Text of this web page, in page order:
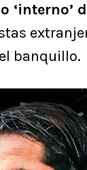
‘interno’
banquillo.